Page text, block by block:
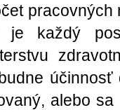
pracovných
je každý
alebo